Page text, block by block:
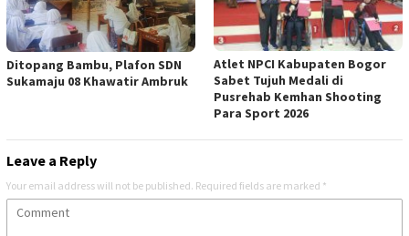
Ditopang Bambu, Plafon SDN
Sukamaju 08 Khawatir Ambruk
Atlet NPCI Kabupaten Bogor
Sabet Tujuh Medali di
Pusrehab Kemhan Shooting
Para Sport 2026
Leave a Reply
Your email address will not be published. Required fields are marked *